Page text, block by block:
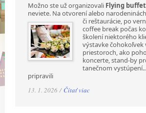
Možno ste už organizovali Flying
neviete. Na otvorení alebo
či reštaurácie, po
coffee break počas
školení niektorého
výstavke čohokoľvek
priestoroch, ako
koncerte, stand-by
tanečnom
pripravili
13. 1. 2026 / Čítať viac